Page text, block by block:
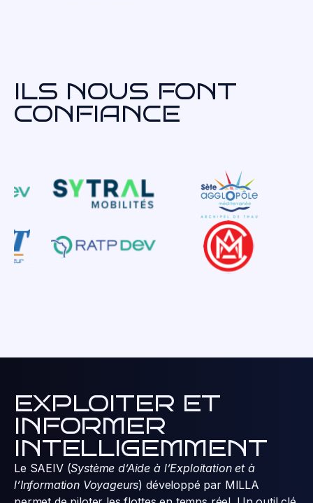
ILS NOUS FONT
CONFIANCE
EXPLOITER ET
INFORMER
INTELLIGEMMENT
Le SAEIV (Système d’Aide à l’Exploitation et à
l’Information Voyageurs) développé par MILLA